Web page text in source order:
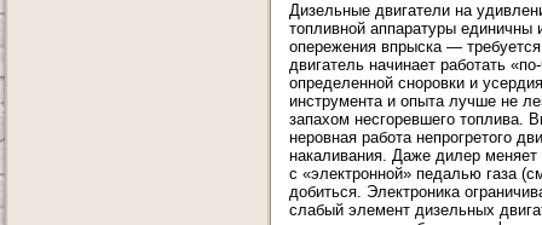
Дизельные двигатели на
топливной аппаратуры
опережения впрыска —
двигатель начинает работать
определенной сноровки и
инструмента и опыта лучше не
запахом несгоревшего топлива.
неровная работа непрогретого
накаливания. Даже дилер
с «электронной» педалью газа
добиться. Электроника
слабый элемент дизельных